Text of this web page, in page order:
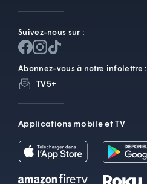
HIBOU
INTERLOCUTEUR,
AU JEU
PINÈDE
Suivez-nous sur :
Abonnez-vous à notre infolettre :
TV5+
Applications mobile et TV